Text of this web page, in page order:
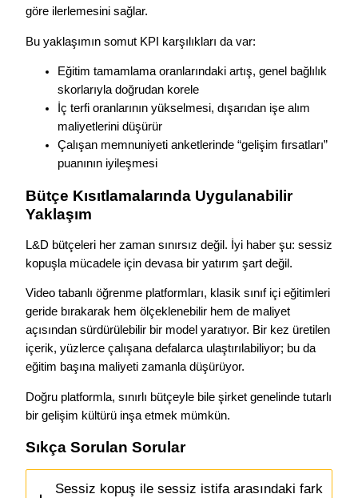
göre ilerlemesini sağlar.
Bu yaklaşımın somut KPI karşılıkları da var:
Eğitim tamamlama oranlarındaki artış, genel bağlılık
skorlarıyla doğrudan korele
İç terfi oranlarının yükselmesi, dışarıdan işe alım
maliyetlerini düşürür
Çalışan memnuniyeti anketlerinde “gelişim fırsatları”
puanının iyileşmesi
Bütçe Kısıtlamalarında Uygulanabilir
Yaklaşım
L&D bütçeleri her zaman sınırsız değil. İyi haber şu: sessiz
kopuşla mücadele için devasa bir yatırım şart değil.
Video tabanlı öğrenme platformları, klasik sınıf içi eğitimleri
geride bırakarak hem ölçeklenebilir hem de maliyet
açısından sürdürülebilir bir model yaratıyor. Bir kez üretilen
içerik, yüzlerce çalışana defalarca ulaştırılabiliyor; bu da
eğitim başına maliyeti zamanla düşürüyor.
Doğru platformla, sınırlı bütçeyle bile şirket genelinde tutarlı
bir gelişim kültürü inşa etmek mümkün.
Sıkça Sorulan Sorular
Sessiz kopuş ile sessiz istifa arasındaki fark